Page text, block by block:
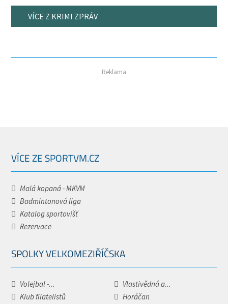
VÍCE Z KRIMI ZPRÁV
Reklama
VÍCE ZE SPORTVM.CZ
Malá kopaná - MKVM
Badmintonová liga
Katalog sportovišť
Rezervace
SPOLKY VELKOMEZIŘÍČSKA
Volejbal -...
Vlastivědná a...
Klub filatelistů
Horáčan